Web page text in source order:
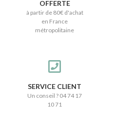
OFFERTE
à partir de 80€ d'achat
en France
métropolitaine
SERVICE CLIENT
Un conseil ? 04 74 17
10 71